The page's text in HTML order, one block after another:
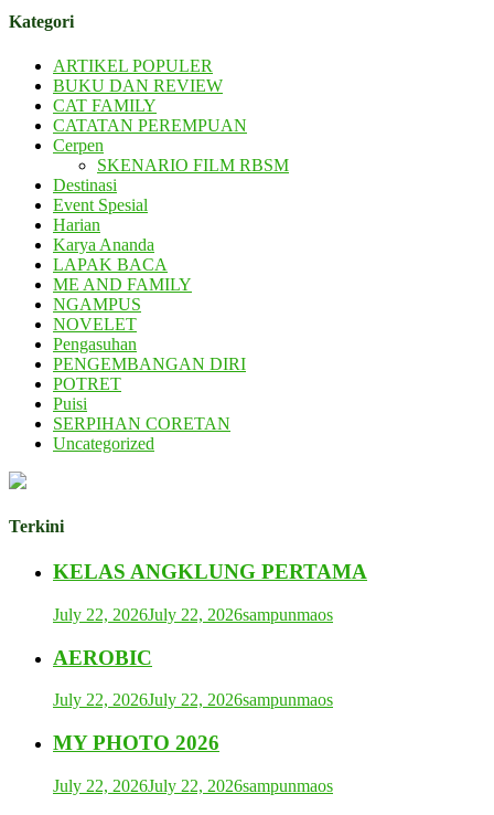
Kategori
ARTIKEL POPULER
BUKU DAN REVIEW
CAT FAMILY
CATATAN PEREMPUAN
Cerpen
SKENARIO FILM RBSM
Destinasi
Event Spesial
Harian
Karya Ananda
LAPAK BACA
ME AND FAMILY
NGAMPUS
NOVELET
Pengasuhan
PENGEMBANGAN DIRI
POTRET
Puisi
SERPIHAN CORETAN
Uncategorized
Terkini
KELAS ANGKLUNG PERTAMA
July 22, 2026July 22, 2026sampunmaos
AEROBIC
July 22, 2026July 22, 2026sampunmaos
MY PHOTO 2026
July 22, 2026July 22, 2026sampunmaos